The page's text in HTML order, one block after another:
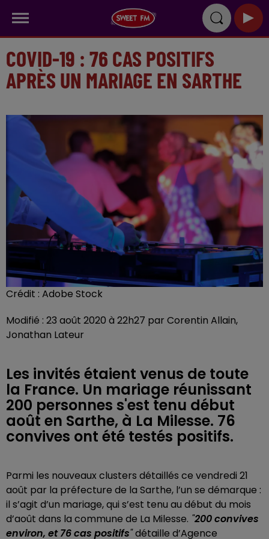
COVID-19 : 76 CAS POSITIFS
APRÈS UN MARIAGE EN SARTHE
Crédit : Adobe Stock
Modifié : 23 août 2020 à 22h27 par Corentin Allain,
Jonathan Lateur
Les invités étaient venus de toute
la France. Un mariage réunissant
200 personnes s'est tenu début
août en Sarthe, à La Milesse. 76
convives ont été testés positifs.
Parmi les nouveaux clusters détaillés ce vendredi 21
août par la préfecture de la Sarthe, l’un se démarque :
il s’agit d’un mariage, qui s’est tenu au début du mois
d’août dans la commune de La Milesse. "200 convives
environ, et 76 cas positifs"détaille d’Agence